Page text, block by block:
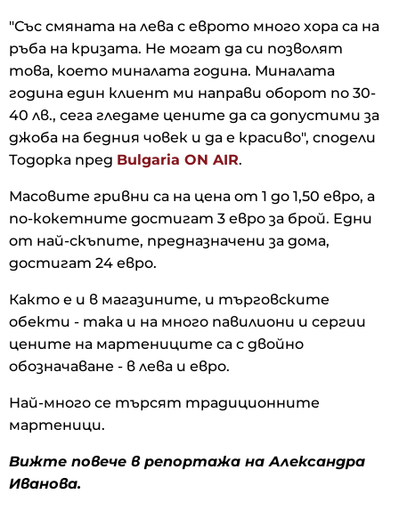
"Със смяната на лева с еврото много хора са на
ръба на кризата. Не могат да си позволят
това, което миналата година. Миналата
година един клиент ми направи оборот по 30-
40 лв., сега гледаме цените да са допустими за
джоба на бедния човек и да е красиво", сподели
Тодорка пред Bulgaria ON AIR.
Масовите гривни са на цена от 1 до 1,50 евро, а
по-кокетните достигат 3 евро за брой. Едни
от най-скъпите, предназначени за дома,
достигат 24 евро.
Както е и в магазините, и търговските
обекти - така и на много павилиони и сергии
цените на мартениците са с двойно
обозначаване - в лева и евро.
Най-много се търсят традиционните
мартеници.
Вижте повече в репортажа на Александра
Иванова.